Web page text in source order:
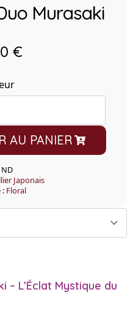
Murasaki
€
AU PANIER
ND
Japonais
: Floral
– L’Éclat Mystique du